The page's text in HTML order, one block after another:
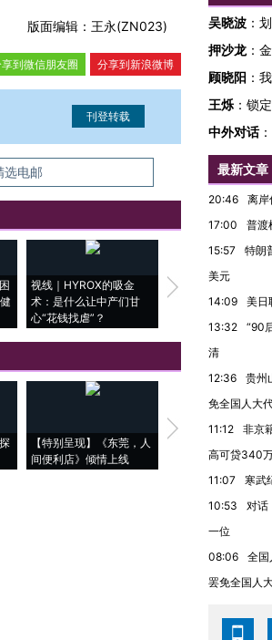
版面编辑：王永(ZN023)
分享到新浪微博
到微信朋友圈
选电邮
视线｜HYROX的吸金
术：是什么让中产们甘
心“花钱找虐”？
马航飞行员跨国走私
粒摇头丸 尿检体内
【特别呈现】《东莞，人
间便利店》倾情上线
【推广】走进第四
吴晓波 ：
押沙龙 ：
顾晓阳 ：
王烁 ： 锁
中外对话：
最新文章
20:46
离岸
17:00
普渡
15:57
特朗
美元
14:09
美日
13:32
“90
清
12:36
贵州
免全国人大
11:12
非京
高可贷340
11:07
寒武
10:53
对话
一位
08:06
全国
罢免全国人